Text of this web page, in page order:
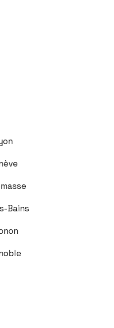
Bains